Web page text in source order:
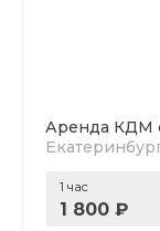
Аренда КДМ
1 час
1 800 ₽